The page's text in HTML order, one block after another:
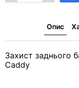
Опис
Захист заднього
Caddy